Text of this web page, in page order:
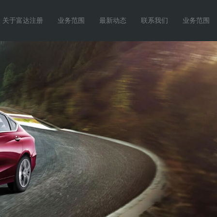
关于富达注册 业务范围 最新动态 联系我们 业务范围